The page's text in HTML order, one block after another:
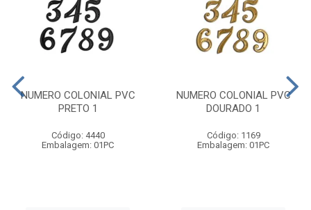
NUMERO COLONIAL PVC
PRETO 1
Código: 4440
Embalagem: 01PC
NUMERO COLONIAL PVC
DOURADO 1
Código: 1169
Embalagem: 01PC